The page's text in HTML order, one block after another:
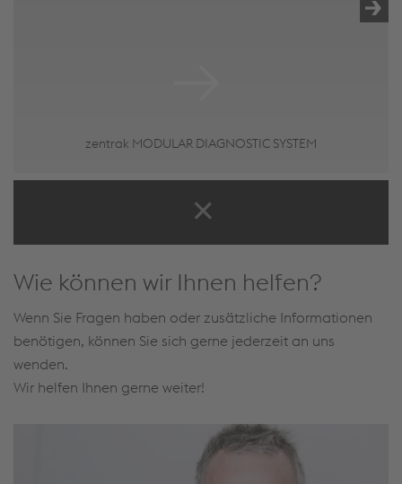
zentrak MODULAR DIAGNOSTIC SYSTEM
Wie können wir Ihnen helfen?
Wenn Sie Fragen haben oder zusätzliche Informationen
benötigen, können Sie sich gerne jederzeit an uns
wenden.
Wir helfen Ihnen gerne weiter!